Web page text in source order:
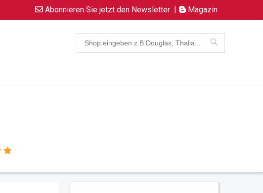
Abonnieren Sie jetzt den Newsletter | Magazin